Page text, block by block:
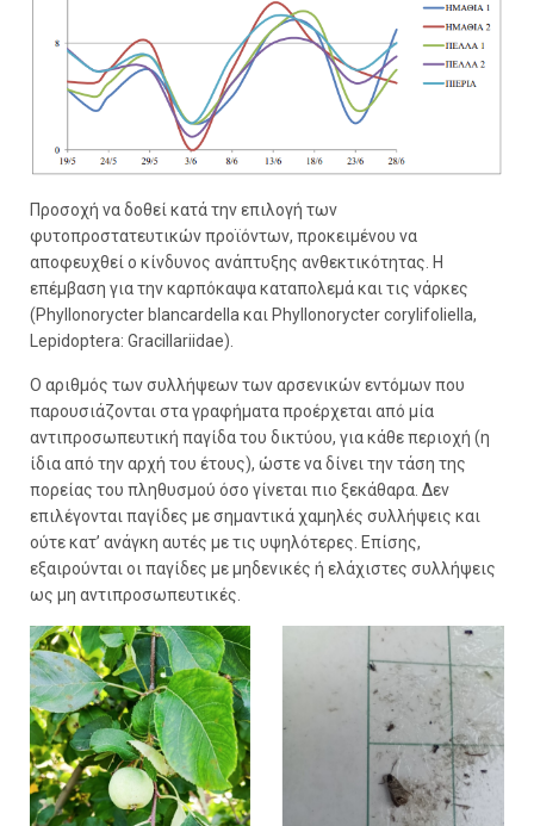
Προσοχή να δοθεί κατά την επιλογή των
φυτοπροστατευτικών προϊόντων, προκειμένου να
αποφευχθεί ο κίνδυνος ανάπτυξης ανθεκτικότητας. Η
επέμβαση για την καρπόκαψα καταπολεμά και τις νάρκες
(Phyllonorycter blancardella και Phyllonorycter corylifoliella,
Lepidoptera: Gracillariidae).
Ο αριθμός των συλλήψεων των αρσενικών εντόμων που
παρουσιάζονται στα γραφήματα προέρχεται από μία
αντιπροσωπευτική παγίδα του δικτύου, για κάθε περιοχή (η
ίδια από την αρχή του έτους), ώστε να δίνει την τάση της
πορείας του πληθυσμού όσο γίνεται πιο ξεκάθαρα. Δεν
επιλέγονται παγίδες με σημαντικά χαμηλές συλλήψεις και
ούτε κατ’ ανάγκη αυτές με τις υψηλότερες. Επίσης,
εξαιρούνται οι παγίδες με μηδενικές ή ελάχιστες συλλήψεις
ως μη αντιπροσωπευτικές.